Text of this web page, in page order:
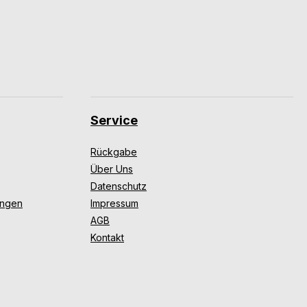
Service
Rückgabe
Über Uns
Datenschutz
Impressum
AGB
Kontakt